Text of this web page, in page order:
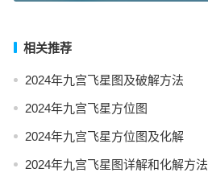
相关推荐
2024年九宫飞星图及破解方法
2024年九宫飞星方位图
2024年九宫飞星方位图及化解
2024年九宫飞星图详解和化解方法